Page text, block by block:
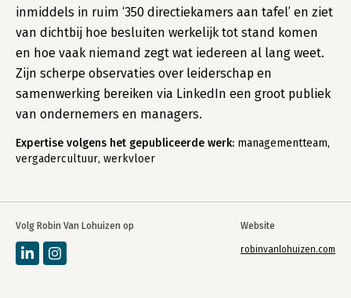
Volg Robin Van Lohuizen op Website
robinvanlohuizen.com
inmiddels in ruim ‘350 directiekamers aan tafel’ en ziet
van dichtbij hoe besluiten werkelijk tot stand komen
en hoe vaak niemand zegt wat iedereen al lang weet.
Zijn scherpe observaties over leiderschap en
samenwerking bereiken via LinkedIn een groot publiek
van ondernemers en managers.
Expertise volgens het gepubliceerde werk: managementteam,
vergadercultuur, werkvloer